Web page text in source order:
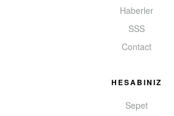
Haberler
SSS
Contact
HESABINIZ
Sepet